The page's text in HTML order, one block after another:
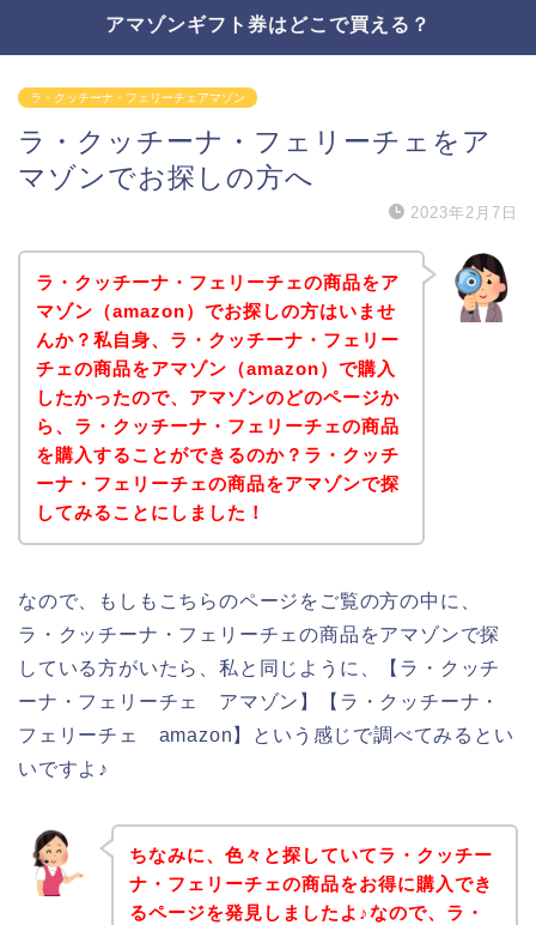
アマゾンギフト券はどこで買える？
ラ・クッチーナ・フェリーチェアマゾン
ラ・クッチーナ・フェリーチェをア
マゾンでお探しの方へ
2023年2月7日
ラ・クッチーナ・フェリーチェの商品をア
マゾン（amazon）でお探しの方はいませ
んか？私自身、ラ・クッチーナ・フェリー
チェの商品をアマゾン（amazon）で購入
したかったので、アマゾンのどのページか
ら、ラ・クッチーナ・フェリーチェの商品
を購入することができるのか？ラ・クッチ
ーナ・フェリーチェの商品をアマゾンで探
してみることにしました！
なので、もしもこちらのページをご覧の方の中に、
ラ・クッチーナ・フェリーチェの商品をアマゾンで探
している方がいたら、私と同じように、【ラ・クッチ
ーナ・フェリーチェ アマゾン】【ラ・クッチーナ・
フェリーチェ amazon】という感じで調べてみるとい
いですよ♪
ちなみに、色々と探していてラ・クッチー
ナ・フェリーチェの商品をお得に購入でき
るページを発見しましたよ♪なので、ラ・